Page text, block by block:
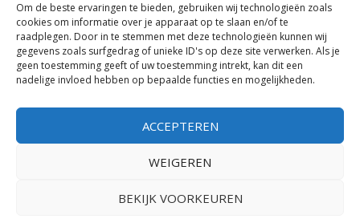
Om de beste ervaringen te bieden, gebruiken wij technologieën zoals
cookies om informatie over je apparaat op te slaan en/of te
raadplegen. Door in te stemmen met deze technologieën kunnen wij
gegevens zoals surfgedrag of unieke ID's op deze site verwerken. Als je
geen toestemming geeft of uw toestemming intrekt, kan dit een
nadelige invloed hebben op bepaalde functies en mogelijkheden.
ACCEPTEREN
WEIGEREN
BEKIJK VOORKEUREN